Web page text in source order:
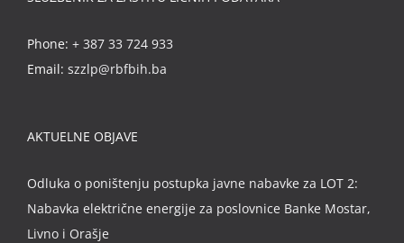
Phone: + 387 33 724 933
Email: szzlp@rbfbih.ba
AKTUELNE OBJAVE
Odluka o poništenju postupka javne nabavke za LOT 2:
Nabavka električne energije za poslovnice Banke Mostar,
Livno i Orašje